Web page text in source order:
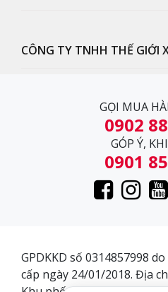
Xe đầu kéo
Cabin M53 có thiết kế rộng
nằm và thiết bị giải trí tiện
gian nghỉ ngơi của tài xế
mái nhất trong mọi chuyến
gian đầy đủ mọi tiện nghi, tất
CÔNG TY TNHH THẾ GIỚI
GỌI MUA
0902
GÓP Ý,
0901
GPDKKD số 0314857998
cấp ngày 24/01/2018. Địa